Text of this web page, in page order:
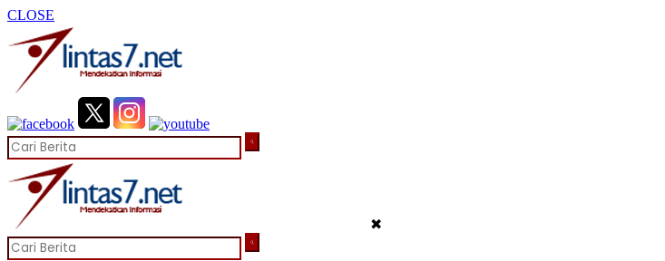
CLOSE
✖